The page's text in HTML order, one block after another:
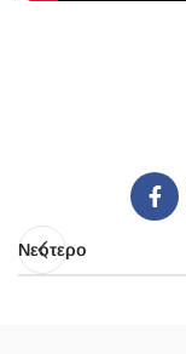
Νεότερο